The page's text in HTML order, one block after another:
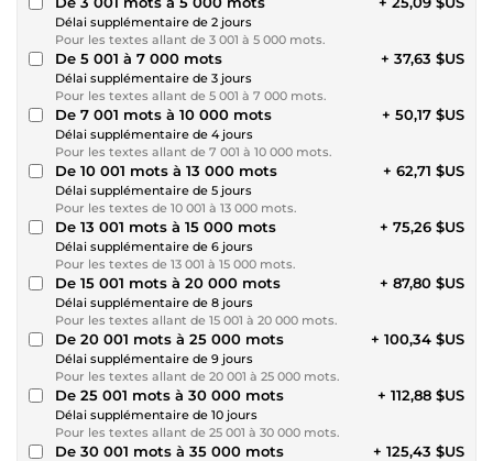
Délai supplémentaire de 2 jours
Pour les textes allant de 3 001 à 5 000 mots.
De 5 001 à 7 000 mots
Délai supplémentaire de 3 jours
Pour les textes allant de 5 001 à 7 000 mots.
+ 37,63 $US
De 7 001 mots à 10 000 mots
Délai supplémentaire de 4 jours
Pour les textes allant de 7 001 à 10 000 mots.
+ 50,17 $US
De 10 001 mots à 13 000 mots
Délai supplémentaire de 5 jours
Pour les textes de 10 001 à 13 000 mots.
+ 62,71 $US
De 13 001 mots à 15 000 mots
Délai supplémentaire de 6 jours
Pour les textes de 13 001 à 15 000 mots.
+ 75,26 $US
De 15 001 mots à 20 000 mots
Délai supplémentaire de 8 jours
Pour les textes allant de 15 001 à 20 000 mots.
+ 87,80 $US
De 20 001 mots à 25 000 mots
Délai supplémentaire de 9 jours
Pour les textes allant de 20 001 à 25 000 mots.
+ 100,34 $US
De 25 001 mots à 30 000 mots
Délai supplémentaire de 10 jours
Pour les textes allant de 25 001 à 30 000 mots.
+ 112,88 $US
De 30 001 mots à 35 000 mots + 125,43 $US